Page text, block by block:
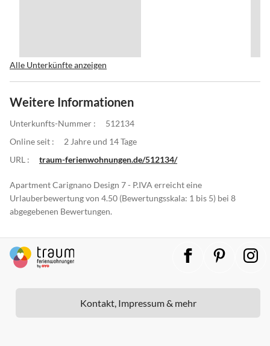
Alle Unterkünfte anzeigen
Weitere Informationen
Unterkunfts-Nummer :
512134
Online seit :
2 Jahre und 14 Tage
URL :
traum-ferienwohnungen.de/512134/
Apartment Carignano Design 7 - P.IVA erreicht eine
Urlauberbewertung von 4.50 (Bewertungsskala: 1 bis 5) bei 8
abgegebenen Bewertungen.
Kontakt, Impressum & mehr